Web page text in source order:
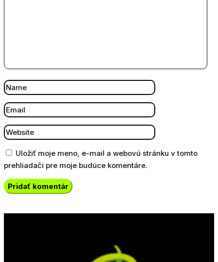
Uložiť moje meno, e-mail a webovú stránku v tomto
prehliadači pre moje budúce komentáre.